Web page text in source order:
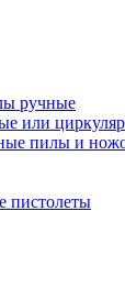
ручные
или
пилы и
пистолеты